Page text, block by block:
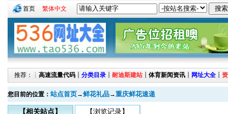
首页 繁体中文
推荐：┊ 高速流量代码 ┊ 分类目录 ┊ 耐迪斯建站 ┊ 体育新闻资讯 ┊ 网址大全 ┊
您目前的位置： 站点首页→鲜花礼品→重庆鲜花速递
【相关站点】 【浏览记录】